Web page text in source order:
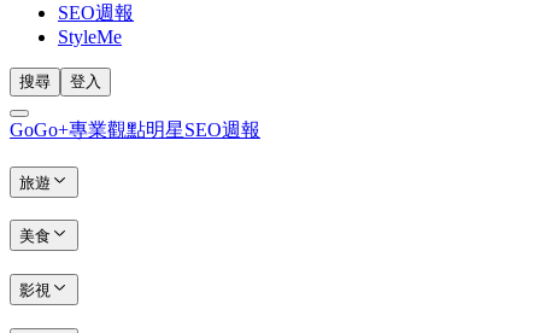
SEO週報
StyleMe
搜尋 登入
GoGo+專業觀點明星SEO週報
旅遊
美食
影視